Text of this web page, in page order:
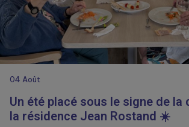
04 Août
Un été placé sous le signe de la
la résidence Jean Rostand ☀️